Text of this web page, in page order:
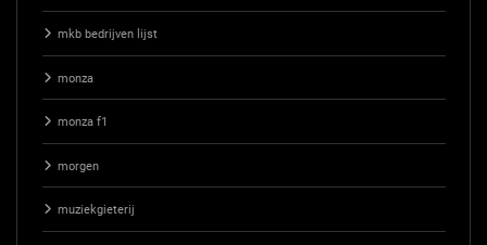
mkb bedrijven lijst
monza
monza f1
morgen
muziekgieterij